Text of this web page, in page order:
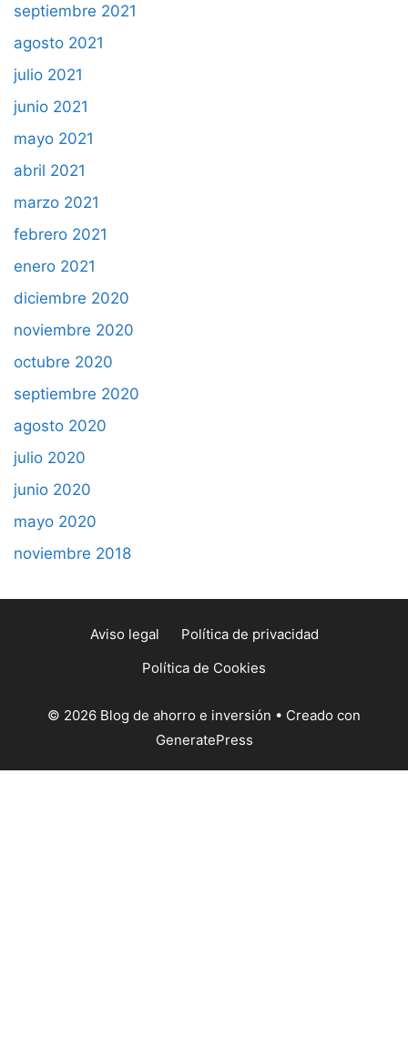
septiembre 2021
agosto 2021
julio 2021
junio 2021
mayo 2021
abril 2021
marzo 2021
febrero 2021
enero 2021
diciembre 2020
noviembre 2020
octubre 2020
septiembre 2020
agosto 2020
julio 2020
junio 2020
mayo 2020
noviembre 2018
Aviso legal
Política de privacidad
Política de Cookies
© 2026 Blog de ahorro e inversión • Creado con
GeneratePress